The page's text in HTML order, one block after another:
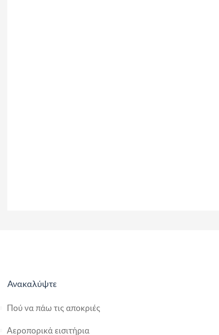
Ανακαλύψτε
Πού να πάω τις αποκριές
Αεροπορικά εισιτήρια